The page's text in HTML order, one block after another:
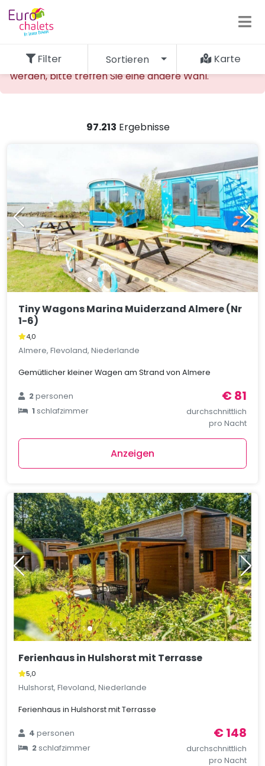
Die gewünschte Unterkunft kann nicht gefunden
werden, bitte treffen Sie eine andere Wahl.
97.213 Ergebnisse
Filter Sortieren Karte
Tiny Wagons Marina Muiderzand Almere (Nr
1-6)
4,0
Almere, Flevoland, Niederlande
Gemütlicher kleiner Wagen am Strand von Almere
2personen
1schlafzimmer
€ 81
durchschnittlich
pro Nacht
Anzeigen
Ferienhaus in Hulshorst mit Terrasse
5,0
Hulshorst, Flevoland, Niederlande
Ferienhaus in Hulshorst mit Terrasse
4personen
2schlafzimmer
€ 148
durchschnittlich
pro Nacht